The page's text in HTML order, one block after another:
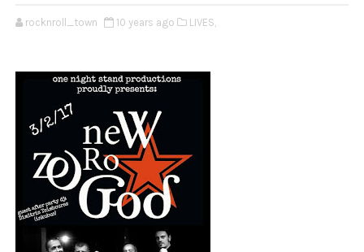
rocknroll_town 10 years ago LIVES,